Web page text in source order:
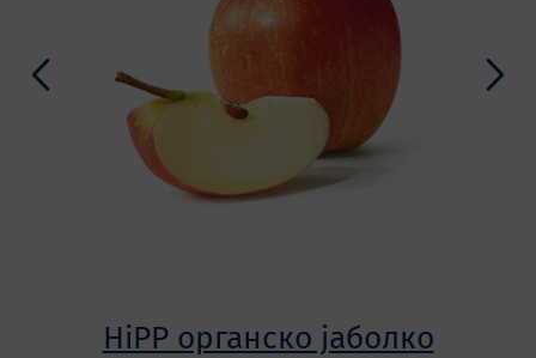
HiPP органско јаболко